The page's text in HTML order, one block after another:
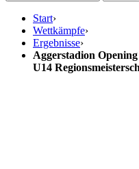
Start›
Wettkämpfe›
Ergebnisse›
Aggerstadion
U14